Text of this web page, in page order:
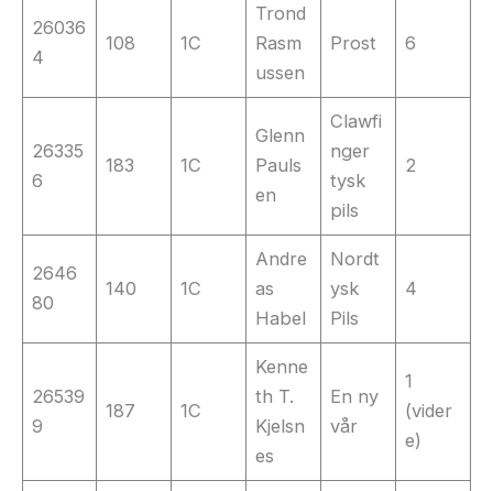
26036
4
108 1C
Trond
Rasm
ussen
Prost 6
26335
6
183 1C
Glenn
Pauls
en
Clawfi
nger
tysk
pils
2
2646
80
140 1C
Andre
as
Habel
Nordt
ysk
Pils
4
26539
9
187 1C
Kenne
th T.
Kjelsn
es
En ny
vår
1
(vider
e)